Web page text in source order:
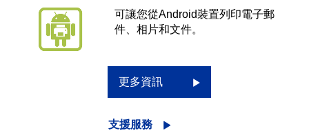
可讓您從Android裝置列印電子郵
件、相片和文件。
更多資訊
支援服務